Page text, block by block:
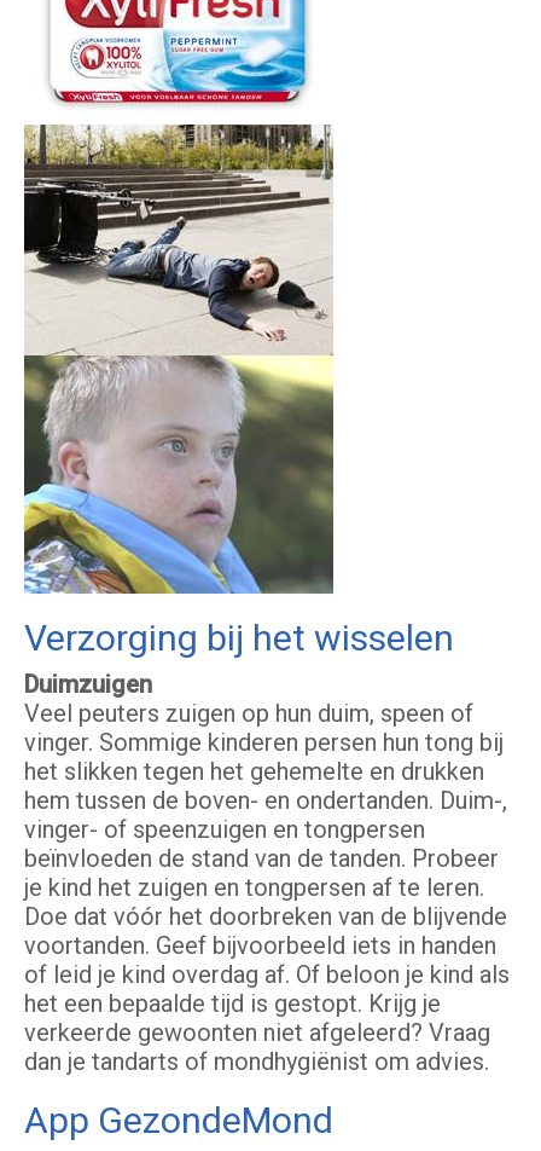
Verzorging bij het wisselen
Duimzuigen
Veel peuters zuigen op hun duim, speen of
vinger. Sommige kinderen persen hun tong bij
het slikken tegen het gehemelte en drukken
hem tussen de boven- en ondertanden. Duim-,
vinger- of speenzuigen en tongpersen
beïnvloeden de stand van de tanden. Probeer
je kind het zuigen en tongpersen af te leren.
Doe dat vóór het doorbreken van de blijvende
voortanden. Geef bijvoorbeeld iets in handen
of leid je kind overdag af. Of beloon je kind als
het een bepaalde tijd is gestopt. Krijg je
verkeerde gewoonten niet afgeleerd? Vraag
dan je tandarts of mondhygiënist om advies.
App GezondeMond